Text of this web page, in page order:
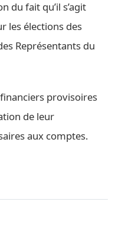
du fait qu’il s’agit
les élections des
Représentants du
provisoires
de leur
aux comptes.